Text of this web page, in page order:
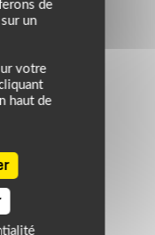
de
un
votre
haut de